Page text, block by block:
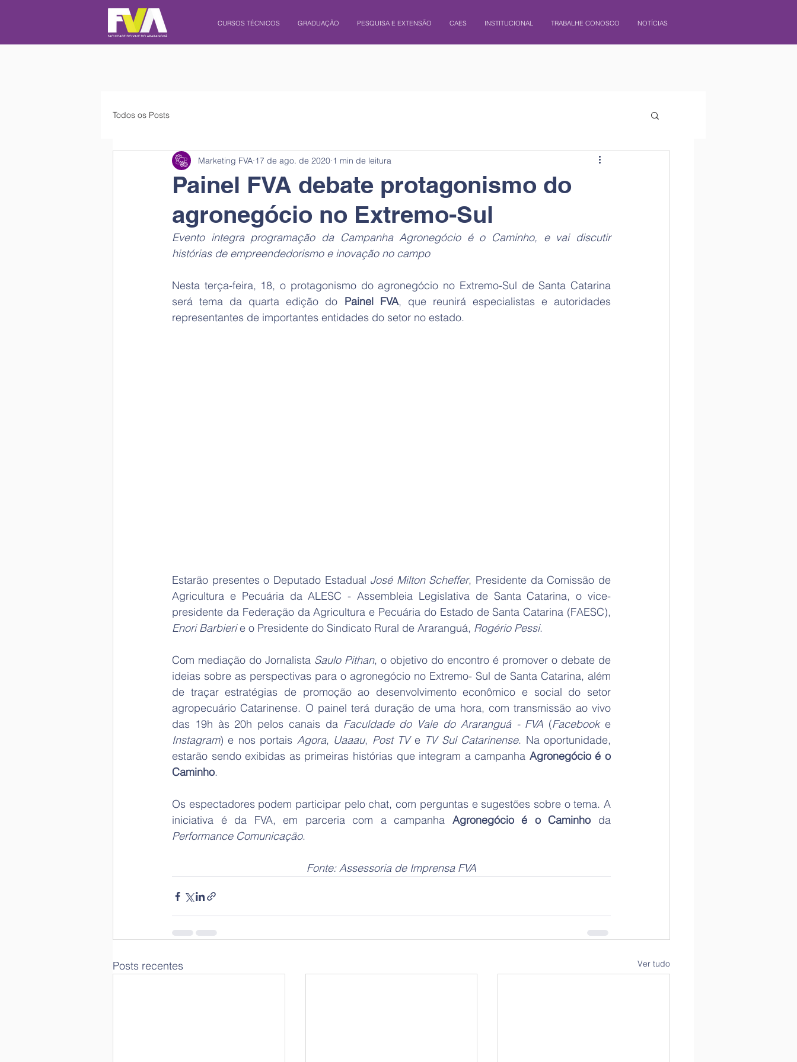
CURSOS TÉCNICOS GRADUAÇÃO PESQUISA E EXTENSÃO CAES INSTITUCIONAL TRABALHE CONOSCO NOTÍCIAS
Todos os Posts
Painel FVA debate protagonismo do
agronegócio no Extremo-Sul
Marketing FVA 17 de ago. de 2020 1 min de leitura
Evento integra programação da Campanha Agronegócio é o Caminho, e vai discutir
histórias de empreendedorismo e inovação no campo
Nesta terça-feira, 18, o protagonismo do agronegócio no Extremo-Sul de Santa Catarina
será tema da quarta edição do Painel FVA, que reunirá especialistas e autoridades
representantes de importantes entidades do setor no estado.
Estarão presentes o Deputado Estadual José Milton Scheffer, Presidente da Comissão de
Agricultura e Pecuária da ALESC - Assembleia Legislativa de Santa Catarina, o vice-
Enori Barbieri e o Presidente do Sindicato Rural de Araranguá, Rogério Pessi.
Com mediação do Jornalista Saulo Pithan, o objetivo do encontro é promover o debate de
ideias sobre as perspectivas para o agronegócio no Extremo- Sul de Santa Catarina, além
de traçar estratégias de promoção ao desenvolvimento econômico e social do setor
agropecuário Catarinense. O painel terá duração de uma hora, com transmissão ao vivo
das 19h às 20h pelos canais da Faculdade do Vale do Araranguá - FVA (Facebook
Instagram) e nos portais Agora, Uaaau, Post TV e TV Sul Catarinense. Na oportunidade,
estarão sendo exibidas as primeiras histórias que integram a campanha Agronegócio é o
Caminho.
Os espectadores podem participar pelo chat, com perguntas e sugestões sobre o tema. A
iniciativa é da FVA, em parceria com a campanha Agronegócio é o Caminho
Performance Comunicação.
Fonte: Assessoria de Imprensa FVA
Posts recentes Ver tudo